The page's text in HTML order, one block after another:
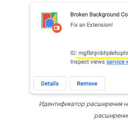
Идентификатор расширения